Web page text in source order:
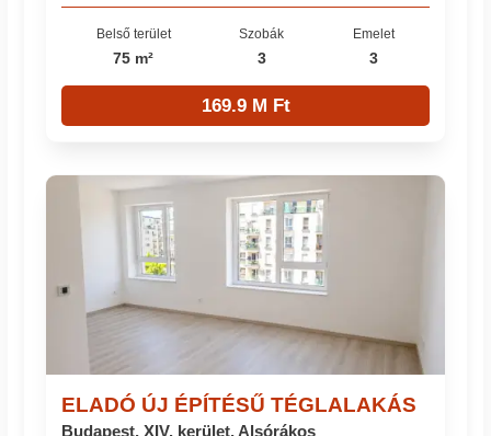
Belső terület
75 m²
Szobák
3
Emelet
3
169.9 M Ft
ELADÓ ÚJ ÉPÍTÉSŰ TÉGLALAKÁS
Budapest, XIV. kerület, Alsórákos